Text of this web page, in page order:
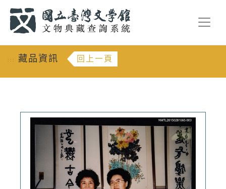
::: 藏品資訊 回上一頁